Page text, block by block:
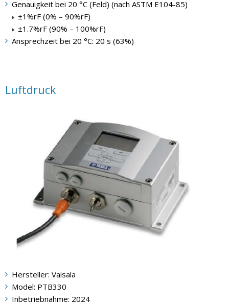
Genauigkeit bei 20 °C (Feld) (nach ASTM E104-85)
±1%rF (0% – 90%rF)
±1.7%rF (90% – 100%rF)
Ansprechzeit bei 20 °C: 20 s (63%)
Luftdruck
Hersteller: Vaisala
Model: PTB330
Inbetriebnahme: 2024